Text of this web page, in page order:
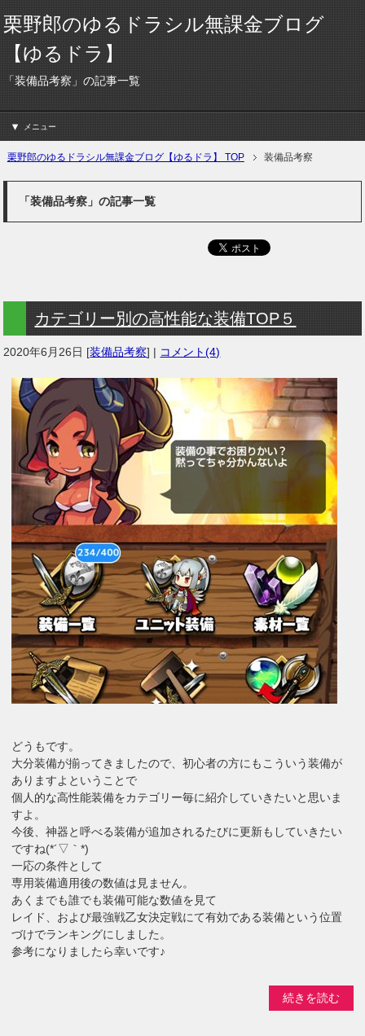
栗野郎のゆるドラシル無課金ブログ
【ゆるドラ】
「装備品考察」の記事一覧
メニュー
栗野郎のゆるドラシル無課金ブログ【ゆるドラ】 TOP 装備品考察
「装備品考察」の記事一覧
カテゴリー別の高性能な装備TOP５
2020年6月26日 [装備品考察] | コメント(4)
どうもです。
大分装備が揃ってきましたので、初心者の方にもこういう装備が
ありますよということで
個人的な高性能装備をカテゴリー毎に紹介していきたいと思いま
すよ。
今後、神器と呼べる装備が追加されるたびに更新もしていきたい
ですね(*´▽｀*)
一応の条件として
専用装備適用後の数値は見ません。
あくまでも誰でも装備可能な数値を見て
レイド、および最強戦乙女決定戦にて有効である装備という位置
づけでランキングにしました。
参考になりましたら幸いです♪
続きを読む